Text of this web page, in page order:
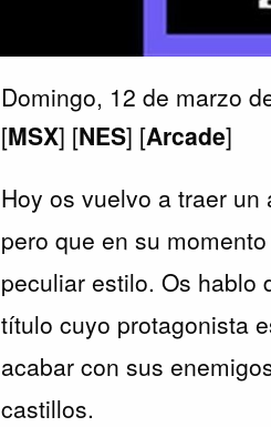
Domingo, 12 de marzo
[MSX] [NES] [Arcade]
Hoy os vuelvo a traer
pero que en su
peculiar estilo. Os hablo
título cuyo protagonista
acabar con sus
castillos.